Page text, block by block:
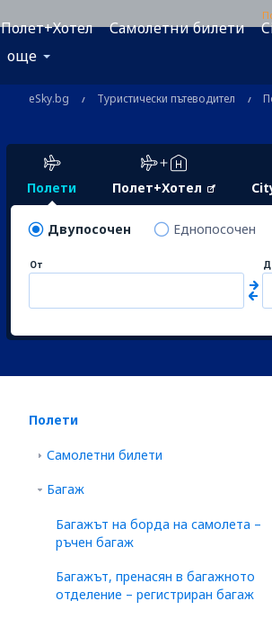
Полет+Хотел Самолетни билети
още
eSky.bg Туристически пътеводител
Полети Полет+Хотел
Двупосочен Еднопосочен
От
Полети
Самолетни билети
Багаж
Багажът на борда на самолета –
ръчен багаж
Багажът, пренасян в багажното
отделение – регистриран багаж